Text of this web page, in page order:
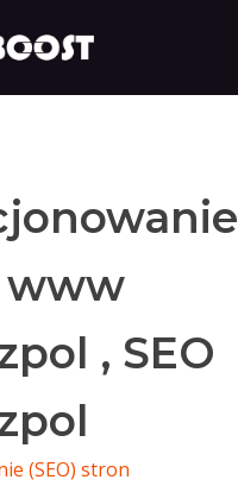
, SEO
(SEO) stron